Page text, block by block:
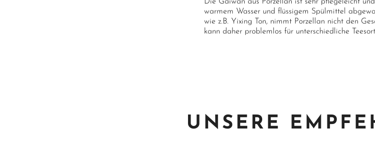
warmem Wasser und flüssigem Spülmittel
wie z.B. Yixing Ton, nimmt Porzellan nicht den
kann daher problemlos für unterschiedliche
UNSERE